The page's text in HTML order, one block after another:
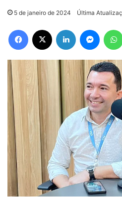
5 de janeiro de 2024 Última
Facebook Linkedin